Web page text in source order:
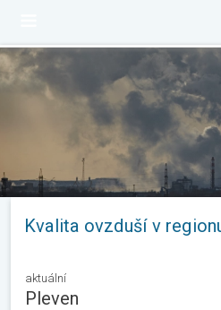
Kvalita ovzduší v
aktuální
Pleven